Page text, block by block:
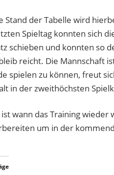
Stand der Tabelle wird
Spieltag konnten sich
schieben und konnten so
reicht. Die Mannschaft
spielen zu können, freut
in der zweithöchsten
wann das Training
um in der